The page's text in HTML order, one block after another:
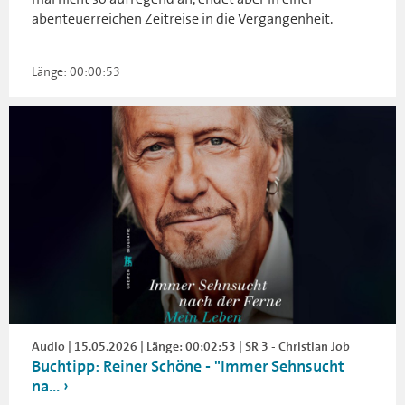
abenteuerreichen Zeitreise in die Vergangenheit.
Länge: 00:00:53
Audio | 15.05.2026 | Länge: 00:02:53 | SR 3 - Christian Job
Buchtipp: Reiner Schöne - "Immer Sehnsucht
na...